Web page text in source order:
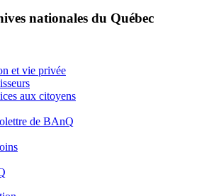
nationales du Québec
et vie privée
aux citoyens
de BAnQ